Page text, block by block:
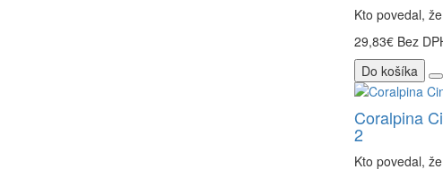
Kto povedal,
29,83€ Bez
Do košíka
Coralpina
2
Kto povedal,